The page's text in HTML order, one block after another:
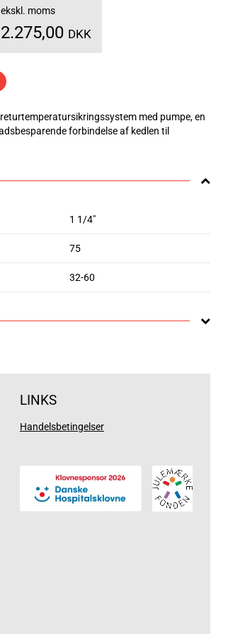
ekskl. moms
2.275,00 DKK
med pumpe, en
forbindelse af kedlen til
1 1/4"
75
32-60
LINKS
Handelsbetingelser